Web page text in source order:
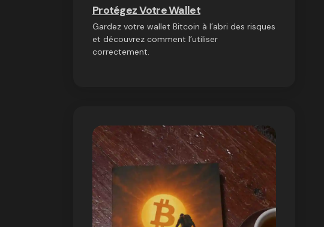
Protégez Votre Wallet
Gardez votre wallet Bitcoin à l’abri des risques
et découvrez comment l’utiliser
correctement.